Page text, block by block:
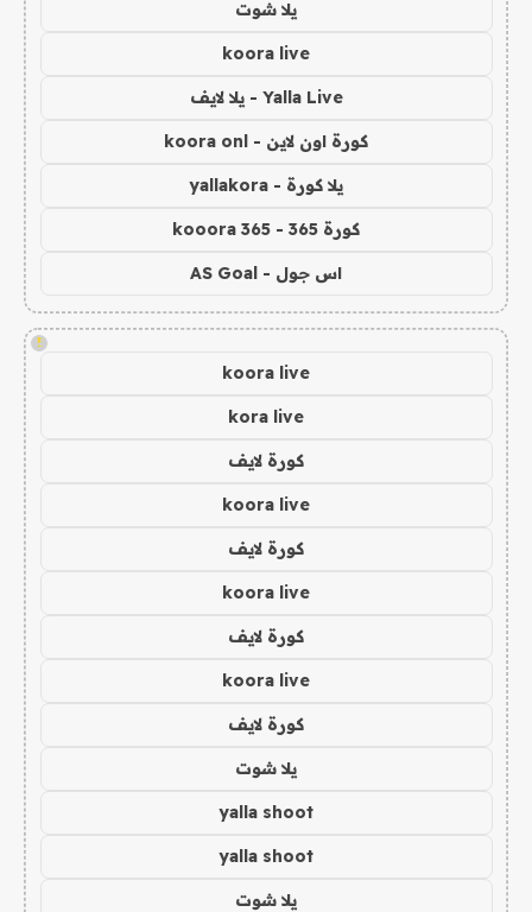
يلا شوت
koora live
Yalla Live - يلا لايف
كورة اون لاين - koora onl
يلا كورة - yallakora
كورة 365 - kooora 365
اس جول - AS Goal
!
koora live
kora live
كورة لايف
koora live
كورة لايف
koora live
كورة لايف
koora live
كورة لايف
يلا شوت
yalla shoot
yalla shoot
يلا شوت